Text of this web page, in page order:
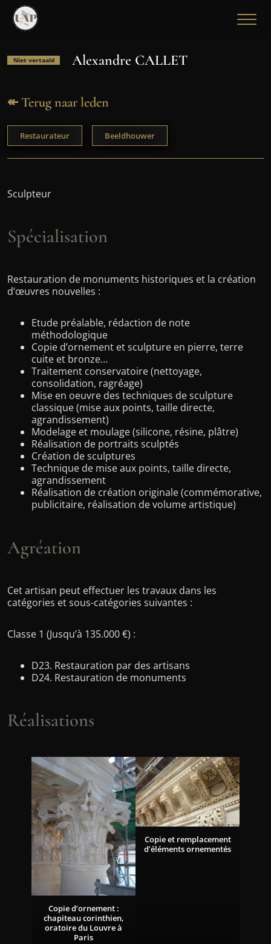
Niet vertaald Alexandre CALLET
↞ Terug naar leden
Restaurateur Beeldhouwer
Sculpteur
Spécialisation
Restauration de monuments historiques et la création
d’œuvres nouvelles :
Etude préalable, rédaction de note
méthodologique
Copie d’ornement et sculpture en pierre, terre
cuite et bronze…
Traitement conservatoire (nettoyage,
consolidation, ragréage)
Mise en oeuvre des techniques de sculpture
classique (mise aux points, taille directe,
agrandissement)
Modelage et moulage (silicone, résine, plâtre)
Réalisation de portraits sculptés
Création de sculptures
Technique de mise aux points, taille directe,
agrandissement
Réalisation de création originale (commémorative,
publicitaire, réalisation de volume artistique)
Agréation
Cet artisan peut effectuer les travaux dans les
catégories et sous-catégories suivantes :
Classe 1 (Jusqu’à 135.000 €) :
D23. Restauration par des artisans
D24. Restauration de monuments
Réalisations
Copie d’ornement :
chapiteau corinthien,
oratoire du Louvre à
Paris
Copie et remplacement
d’éléments ornementés